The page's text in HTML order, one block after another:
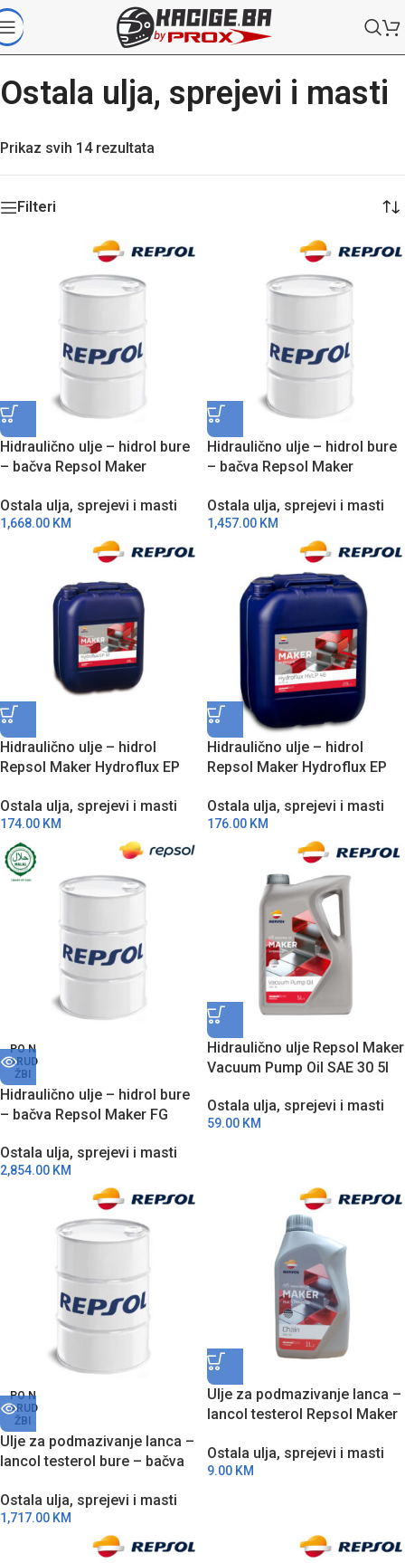
Ostala ulja, sprejevi i masti
Prikaz svih 14 rezultata
Filteri
Hidraulično ulje – hidrol bure
– bačva Repsol Maker
RZZ6008GBA
Ostala ulja, sprejevi i masti
1,668.00 KM
Hidraulično ulje – hidrol bure
– bačva Repsol Maker
RGG6008HBA
Ostala ulja, sprejevi i masti
1,457.00 KM
Hidraulično ulje – hidrol
Repsol Maker Hydroflux EP
Ostala ulja, sprejevi i masti
174.00 KM
Hidraulično ulje – hidrol
Repsol Maker Hydroflux EP
Ostala ulja, sprejevi i masti
176.00 KM
PO N
ARUD
ŽBI
Hidraulično ulje – hidrol bure
– bačva Repsol Maker FG
RPP7135HBA
Ostala ulja, sprejevi i masti
2,854.00 KM
Hidraulično ulje Repsol Maker
Vacuum Pump Oil SAE 30 5l
Ostala ulja, sprejevi i masti
59.00 KM
PO N
ARUD
ŽBI
Ulje za podmazivanje lanca –
lancol testerol bure – bačva
208l RPP7124FBA
Ostala ulja, sprejevi i masti
1,717.00 KM
Ulje za podmazivanje lanca –
lancol testerol Repsol Maker
Ostala ulja, sprejevi i masti
9.00 KM